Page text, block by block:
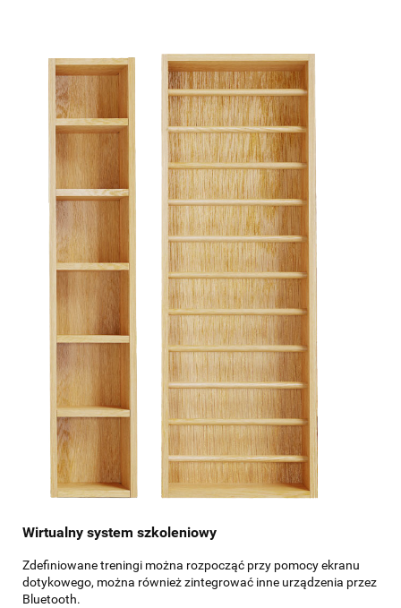
Wirtualny system szkoleniowy
Zdefiniowane treningi można rozpocząć przy pomocy ekranu
dotykowego, można również zintegrować inne urządzenia przez
Bluetooth.